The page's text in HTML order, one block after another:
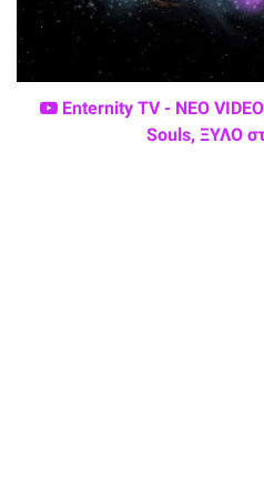
Enternity TV - ΝΕΟ
Souls, ΞΥΛΟ